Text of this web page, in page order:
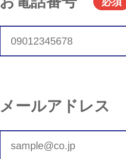
メールアドレス